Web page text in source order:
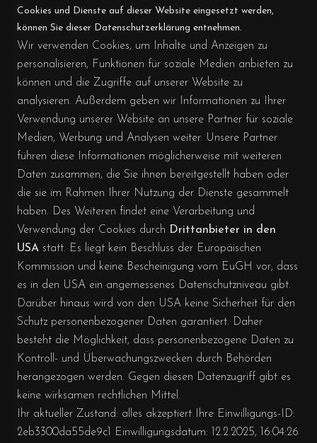
Cookies und Dienste auf dieser Website eingesetzt werden,
können Sie dieser Datenschutzerklärung entnehmen.
Wir verwenden Cookies, um Inhalte und Anzeigen zu
personalisieren, Funktionen für soziale Medien anbieten zu
können und die Zugriffe auf unserer Website zu
analysieren. Außerdem geben wir Informationen zu Ihrer
Verwendung unserer Website an unsere Partner für soziale
Medien, Werbung und Analysen weiter. Unsere Partner
führen diese Informationen möglicherweise mit weiteren
Daten zusammen, die Sie ihnen bereitgestellt haben oder
die sie im Rahmen Ihrer Nutzung der Dienste gesammelt
haben. Des Weiteren findet eine Verarbeitung und
Verwendung der Cookies durch Drittanbieter in den
USA statt. Es liegt kein Beschluss der Europäischen
Kommission und keine Bescheinigung vom EuGH vor, dass
es in den USA ein angemessenes Datenschutzniveau gibt.
Darüber hinaus wird von den USA keine Sicherheit für den
Schutz personenbezogener Daten garantiert. Daher
besteht die Möglichkeit, dass personenbezogene Daten zu
Kontroll- und Überwachungszwecken durch Behörden
herangezogen werden. Gegen diesen Datenzugriff gibt es
keine wirksamen rechtlichen Mittel.
Ihr aktueller Zustand: alles akzeptiert
Ihre Einwilligungs-ID:
2eb3300da55de9c1
Einwilligungsdatum: 12.2.2025, 16:04:26